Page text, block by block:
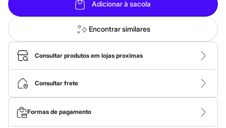
Casacos e Jaquetas
Jeans
Macacões
Saias
Shorts e Bermudas
Vestidos
Acessórios
Bolsas
Bonés e Chapéus
Bijoux
Cintos
Óculos
Relógios
Calçados
Adicionar à sacola
Encontrar similares
Consultar produtos em lojas proximas
Consultar frete
Formas de pagamento